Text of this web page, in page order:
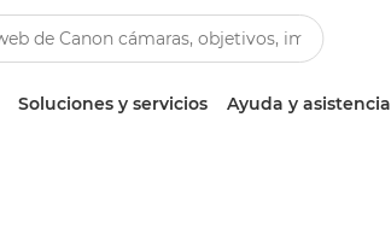
Soluciones y servicios Ayuda y asistencia